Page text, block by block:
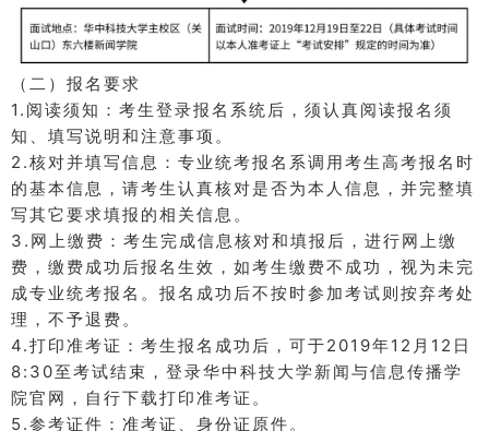
（二）报名要求
1.阅读须知： 考生登录报名系统后，须认真阅读报名须
知、填写说明和注意事项。
2.核对并填写信息： 专业统考报名系调用考生高考报名时
的基本信息，请考生认真核对是否为本人信息，并完整填
写其它要求填报的相关信息。
3.网上缴费： 考生完成信息核对和填报后，进行网上缴
费，缴费成功后报名生效，如考生缴费不成功，视为未完
成专业统考报名。 报名成功后不按时参加考试则按弃考处
理，不予退费。
4.打印准考证： 考生报名成功后，可于2019年12月12日
8:30至考试结束，登录华中科技大学新闻与信息传播学
院官网，自行下载打印准考证。
5.参考证件： 准考证、身份证原件。